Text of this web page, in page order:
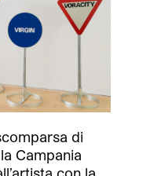
di
Campania